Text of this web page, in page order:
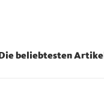
Die beliebtesten Artikel